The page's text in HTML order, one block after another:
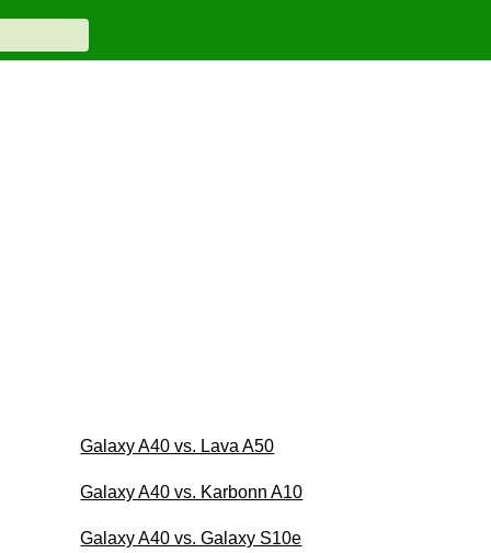
Galaxy A40 vs. Lava A50
Galaxy A40 vs. Karbonn A10
Galaxy A40 vs. Galaxy S10e